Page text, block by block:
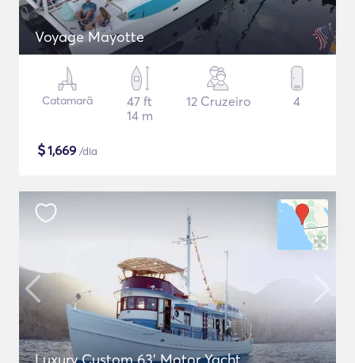
Voyage Mayotte
Catamarã
47 ft
14 m
12 Cruzeiro 4
$1,669 /dia